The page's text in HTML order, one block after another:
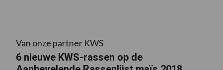
Van onze partner KWS
6 nieuwe KWS-rassen op de